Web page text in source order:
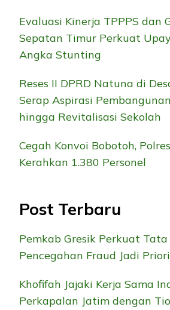
Evaluasi Kinerja TPPPS dan
Sepatan Timur Perkuat
Angka Stunting
Reses II DPRD Natuna di
Serap Aspirasi
hingga Revitalisasi Sekolah
Cegah Konvoi Bobotoh,
Kerahkan 1.380 Personel
Post Terbaru
Pemkab Gresik Perkuat Tata
Pencegahan Fraud Jadi
Khofifah Jajaki Kerja Sama
Perkapalan Jatim dengan